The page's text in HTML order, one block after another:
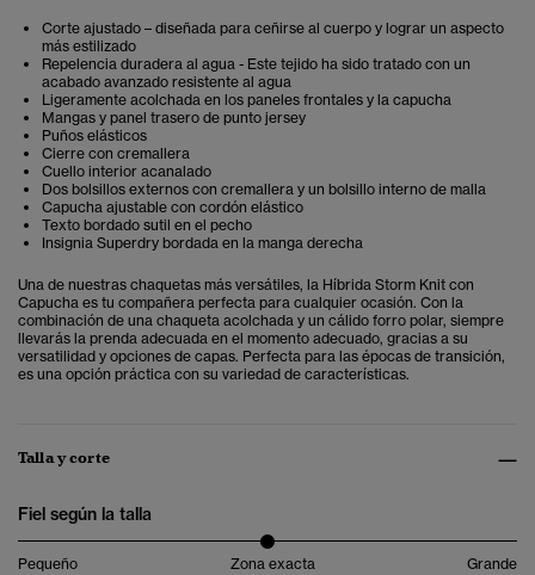
Corte ajustado – diseñada para ceñirse al cuerpo y lograr un aspecto
más estilizado
Repelencia duradera al agua - Este tejido ha sido tratado con un
acabado avanzado resistente al agua
Ligeramente acolchada en los paneles frontales y la capucha
Mangas y panel trasero de punto jersey
Puños elásticos
Cierre con cremallera
Cuello interior acanalado
Dos bolsillos externos con cremallera y un bolsillo interno de malla
Capucha ajustable con cordón elástico
Texto bordado sutil en el pecho
Insignia Superdry bordada en la manga derecha
Una de nuestras chaquetas más versátiles, la Híbrida Storm Knit con
Capucha es tu compañera perfecta para cualquier ocasión. Con la
combinación de una chaqueta acolchada y un cálido forro polar, siempre
llevarás la prenda adecuada en el momento adecuado, gracias a su
versatilidad y opciones de capas. Perfecta para las épocas de transición,
es una opción práctica con su variedad de características.
Talla y corte
Fiel según la talla
Pequeño Zona exacta Grande